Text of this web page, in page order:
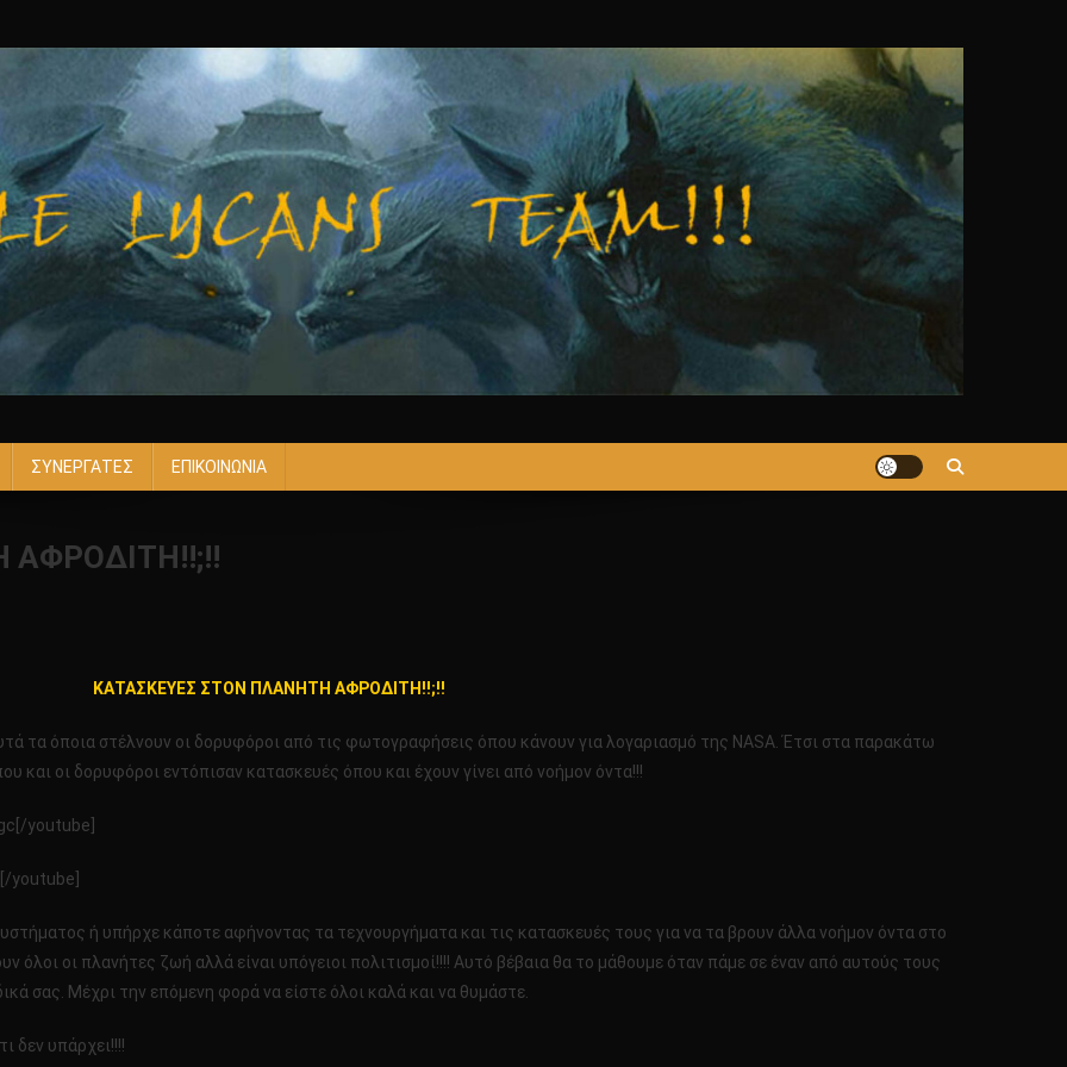
ΣΥΝΕΡΓΑΤΕΣ ΕΠΙΚΟΙΝΩΝΙΑ
ΑΦΡΟΔΙΤΗ!!;!!
ΚΑΤΑΣΚΕΥΕΣ ΣΤΟΝ ΠΛΑΝΗΤΗ ΑΦΡΟΔΙΤΗ!!;!!
τα όποια στέλνουν οι δορυφόροι από τις φωτογραφήσεις όπου κάνουν για λογαριασμό της NASA. Έτσι στα παρακάτω
και οι δορυφόροι εντόπισαν κατασκευές όπου και έχουν γίνει από νοήμον όντα!!!
youtube]
youtube]
ή υπήρχε κάποτε αφήνοντας τα τεχνουργήματα και τις κατασκευές τους για να τα βρουν άλλα νοήμον όντα στο
όλοι οι πλανήτες ζωή αλλά είναι υπόγειοι πολιτισμοί!!!! Αυτό βέβαια θα το μάθουμε όταν πάμε σε έναν από αυτούς τους
σας. Μέχρι την επόμενη φορά να είστε όλοι καλά και να θυμάστε.
δεν υπάρχει!!!!